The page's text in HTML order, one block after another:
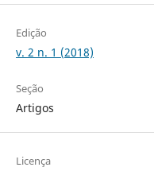
Edição
v. 2 n. 1 (2018)
Seção
Artigos
Licença